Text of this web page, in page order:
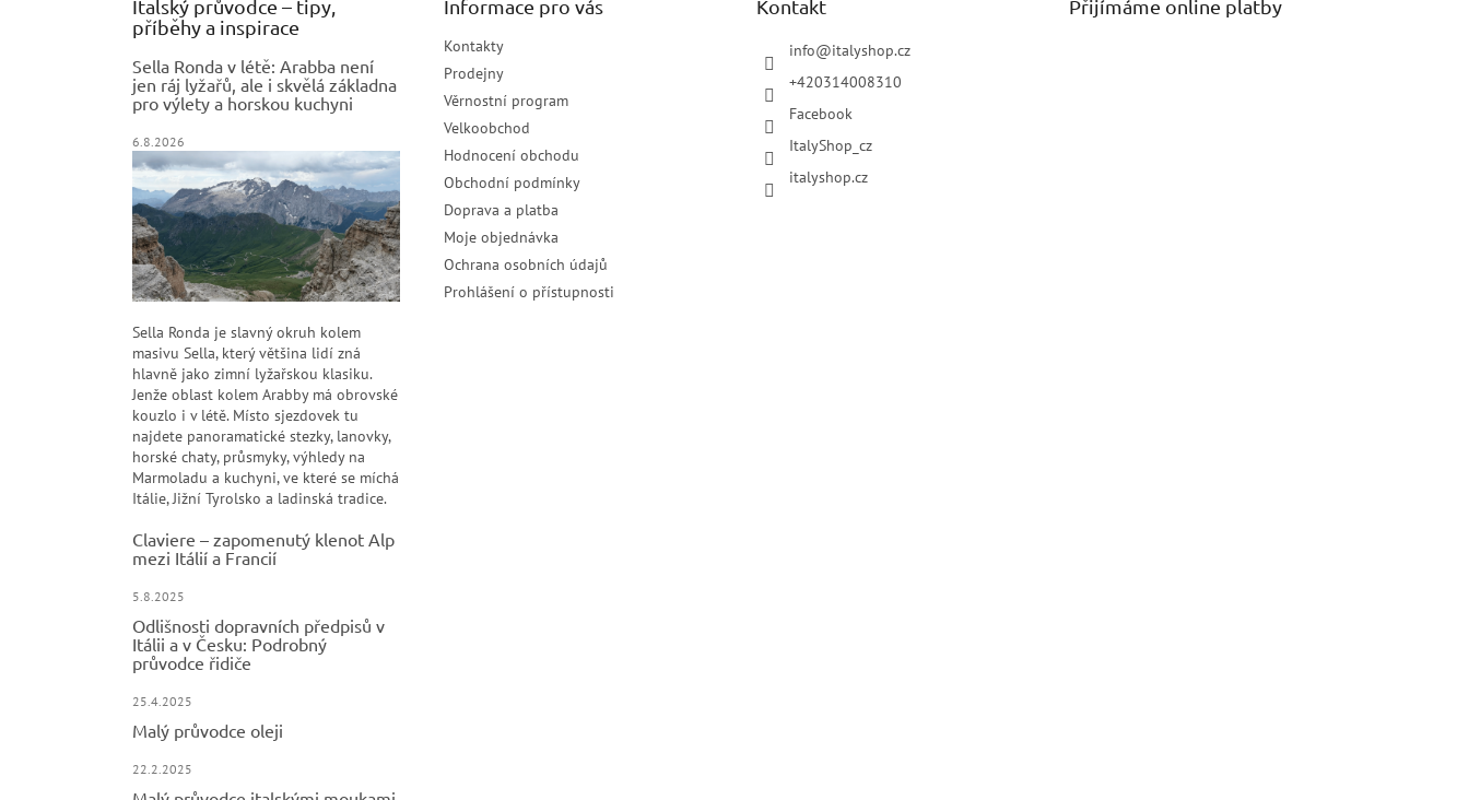
Italský průvodce – tipy,
příběhy a inspirace
Sella Ronda v létě: Arabba není
jen ráj lyžařů, ale i skvělá základna
pro výlety a horskou kuchyni
6.8.2026
Sella Ronda je slavný okruh kolem
masivu Sella, který většina lidí zná
hlavně jako zimní lyžařskou klasiku.
Jenže oblast kolem Arabby má obrovské
kouzlo i v létě. Místo sjezdovek tu
najdete panoramatické stezky, lanovky,
horské chaty, průsmyky, výhledy na
Marmoladu a kuchyni, ve které se míchá
Itálie, Jižní Tyrolsko a ladinská tradice.
Claviere – zapomenutý klenot Alp
mezi Itálií a Francií
5.8.2025
Odlišnosti dopravních předpisů v
Itálii a v Česku: Podrobný
průvodce řidiče
25.4.2025
Malý průvodce oleji
22.2.2025
Informace pro vás
Kontakty
Prodejny
Věrnostní program
Velkoobchod
Hodnocení obchodu
Obchodní podmínky
Doprava a platba
Moje objednávka
Ochrana osobních údajů
Prohlášení o přístupnosti
Kontakt
info@italyshop.cz
+420314008310
Facebook
ItalyShop_cz
italyshop.cz
Přijímáme online platby